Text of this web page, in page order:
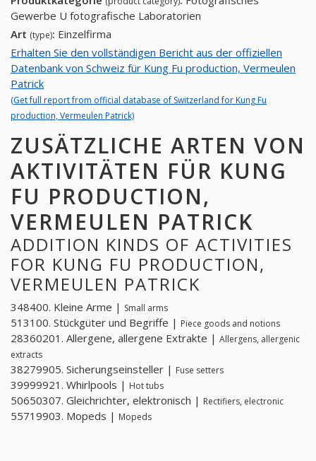
Gewerbe U fotografische Laboratorien
Art (type): Einzelfirma
Erhalten Sie den vollständigen Bericht aus der offiziellen
Datenbank von Schweiz für Kung Fu production, Vermeulen
Patrick
(Get full report from official database of Switzerland for Kung Fu
production, Vermeulen Patrick)
ZUSÄTZLICHE ARTEN VON
AKTIVITÄTEN FÜR KUNG
FU PRODUCTION,
VERMEULEN PATRICK
ADDITION KINDS OF ACTIVITIES
FOR KUNG FU PRODUCTION,
VERMEULEN PATRICK
348400. Kleine Arme | Small arms
513100. Stückgüter und Begriffe | Piece goods and notions
28360201. Allergene, allergene Extrakte | Allergens, allergenic
extracts
38279905. Sicherungseinsteller | Fuse setters
39999921. Whirlpools | Hot tubs
50650307. Gleichrichter, elektronisch | Rectifiers, electronic
55719903. Mopeds | Mopeds